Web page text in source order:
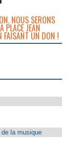
NOUS SERONS
PLACE JEAN
FAISANT UN DON !
la musique